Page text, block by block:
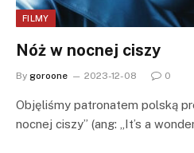
FILMY
Nóż w nocnej ciszy
By goroone 2023-12-08 0
Objęliśmy patronatem polską
nocnej ciszy” (ang: „It’s a